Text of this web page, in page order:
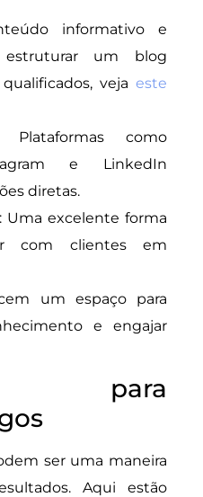
informativo e
estruturar um blog
veja este
Plataformas como
e LinkedIn
diretas.
: Uma excelente forma
com clientes em
um espaço para
e engajar
para
ser uma maneira
Aqui estão